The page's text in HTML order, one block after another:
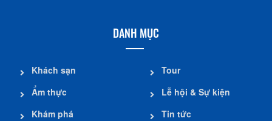
DANH MỤC
Khách sạn
Ẩm thực
Khám phá
Tour
Lễ hội & Sự kiện
Tin tức